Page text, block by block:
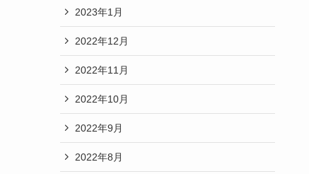
2023年1月
2022年12月
2022年11月
2022年10月
2022年9月
2022年8月